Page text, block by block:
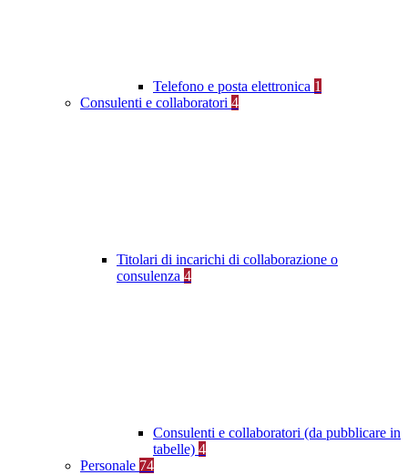
Telefono e posta elettronica 1
Consulenti e collaboratori 4
Titolari di incarichi di collaborazione o
consulenza 4
Consulenti e collaboratori (da pubblicare in
tabelle) 4
Personale 74